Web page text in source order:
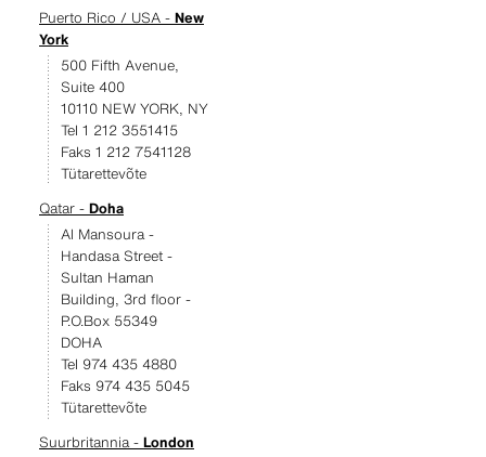
Puerto Rico / USA - New
York
500 Fifth Avenue,
Suite 400
10110 NEW YORK, NY
Tel 1 212 3551415
Faks 1 212 7541128
Tütarettevõte
Qatar - Doha
Al Mansoura -
Handasa Street -
Sultan Haman
Building, 3rd floor -
P.O.Box 55349
DOHA
Tel 974 435 4880
Faks 974 435 5045
Tütarettevõte
Suurbritannia - London